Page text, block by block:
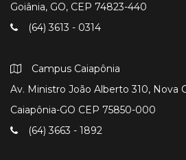
Goiânia, GO, CEP 74823-440
(64) 3613 - 0314
Campus Caiapônia
Av. Ministro João Alberto 310, Nova
Caiapônia-GO CEP 75850-000
(64) 3663 - 1892